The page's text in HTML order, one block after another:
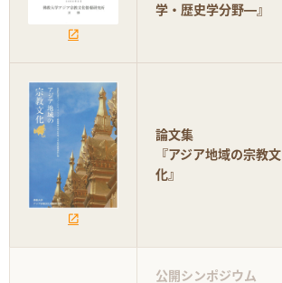
学・歴史学分野―』
論文集
『アジア地域の宗教文
化』
公開シンポジウム